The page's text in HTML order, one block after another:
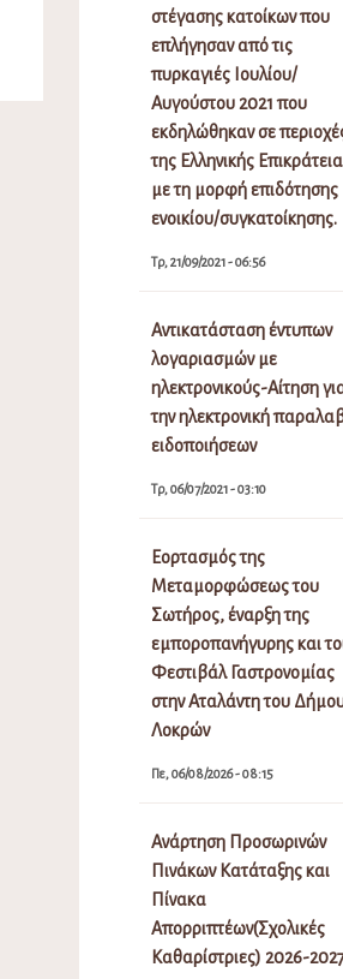
στέγασης κατοίκων που
επλήγησαν από τις
πυρκαγιές Ιουλίου/
Αυγούστου 2021 που
εκδηλώθηκαν σε
της Ελληνικής
με τη μορφή επιδότησης
ενοικίου/συγκατοίκησης.
Τρ, 21/09/2021 - 06:56
Αντικατάσταση έντυπων
λογαριασμών με
ηλεκτρονικούς-Αίτηση
την ηλεκτρονική
ειδοποιήσεων
Τρ, 06/07/2021 - 03:10
Εορτασμός της
Μεταμορφώσεως του
Σωτήρος, έναρξη της
εμποροπανήγυρης και
Φεστιβάλ Γαστρονομίας
στην Αταλάντη του
Λοκρών
Πε, 06/08/2026 - 08:15
Ανάρτηση Προσωρινών
Πινάκων Κατάταξης και
Πίνακα
Απορριπτέων(Σχολικές
Καθαρίστριες) 2026-